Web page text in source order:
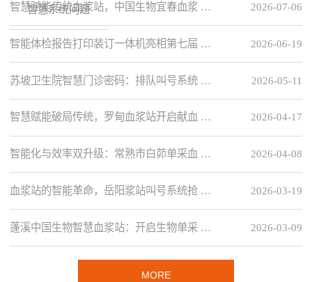
智慧系统问题 2026-07-06
智慧赋能传统血浆站，中国生物宜春血浆 …
2026-06-19
智能体检报告打印装订一体机亮相第七届 …
2026-05-11
苏坡卫生院智慧门诊密码：排队叫号系统 …
2026-04-17
智慧赋能破局传统，罗甸血浆站开启献血 …
2026-04-08
智能化与效率双升级：常熟市白茆单采血 …
2026-03-19
血浆站的智能革命，岳阳浆站叫号系统抢 …
2026-03-09
蓬溪中国生物智慧血浆站：开启生物单采 …
MORE